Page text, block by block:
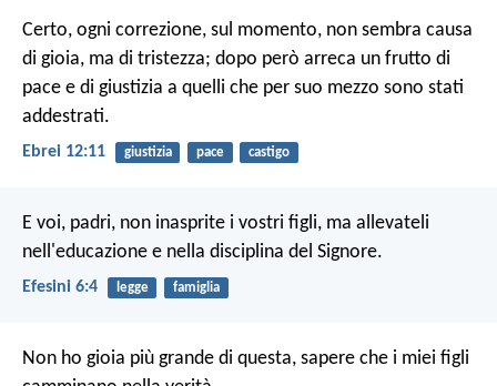
Certo, ogni correzione, sul momento, non sembra causa
di gioia, ma di tristezza; dopo però arreca un frutto di
pace e di giustizia a quelli che per suo mezzo sono stati
addestrati.
Ebrei 12:11 giustizia pace castigo
E voi, padri, non inasprite i vostri figli, ma allevateli
nell'educazione e nella disciplina del Signore.
Efesini 6:4 legge famiglia
Non ho gioia più grande di questa, sapere che i miei figli